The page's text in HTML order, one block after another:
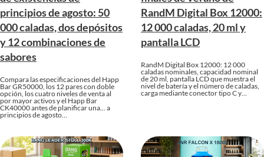
principios de agosto: 50
000 caladas, dos depósitos
y 12 combinaciones de
sabores
Compara las especificaciones del Happ
Bar GR50000, los 12 pares con doble
opción, los cuatro niveles de venta al
por mayor activos y el Happ Bar
CK40000 antes de planificar una... a
principios de agosto…
RandM Digital Box 12000:
12 000 caladas, 20 ml y
pantalla LCD
RandM Digital Box 12000: 12 000
caladas nominales, capacidad nominal
de 20 ml, pantalla LCD que muestra el
nivel de batería y el número de caladas,
carga mediante conector tipo C y…